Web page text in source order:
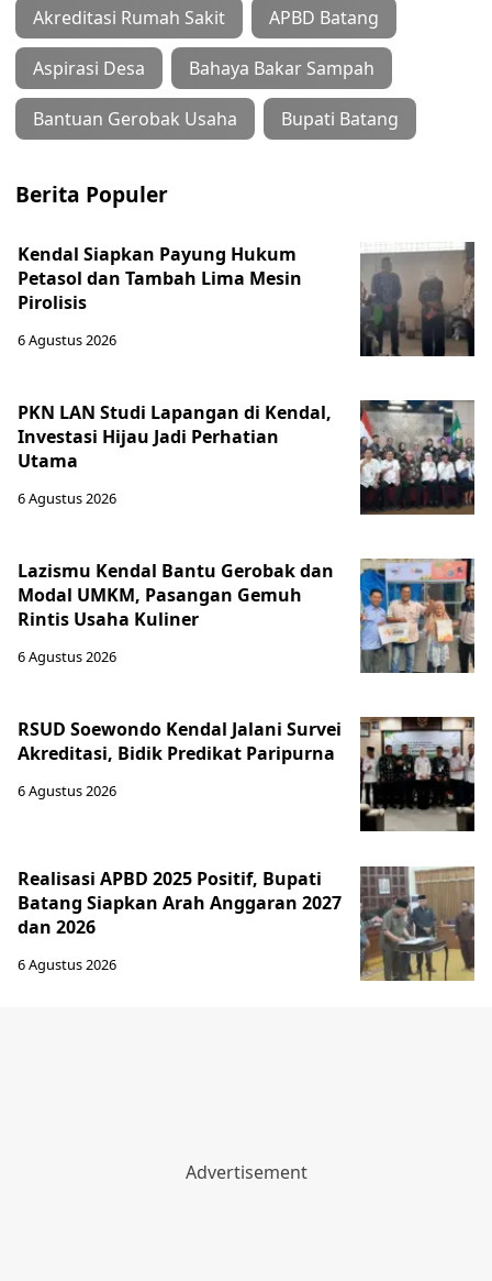
Akreditasi Rumah Sakit APBD Batang
Aspirasi Desa Bahaya Bakar Sampah
Bantuan Gerobak Usaha Bupati Batang
Berita Populer
Kendal Siapkan Payung Hukum
Petasol dan Tambah Lima Mesin
Pirolisis
6 Agustus 2026
PKN LAN Studi Lapangan di Kendal,
Investasi Hijau Jadi Perhatian
Utama
6 Agustus 2026
Lazismu Kendal Bantu Gerobak dan
Modal UMKM, Pasangan Gemuh
Rintis Usaha Kuliner
6 Agustus 2026
RSUD Soewondo Kendal Jalani Survei
Akreditasi, Bidik Predikat Paripurna
6 Agustus 2026
Realisasi APBD 2025 Positif, Bupati
Batang Siapkan Arah Anggaran 2027
dan 2026
6 Agustus 2026